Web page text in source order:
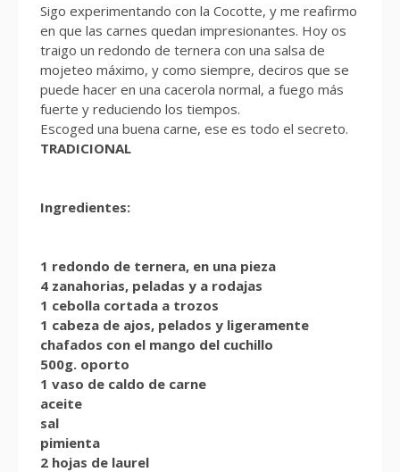
Sigo experimentando con la Cocotte, y me reafirmo
en que las carnes quedan impresionantes. Hoy os
traigo un redondo de ternera con una salsa de
mojeteo máximo, y como siempre, deciros que se
puede hacer en una cacerola normal, a fuego más
fuerte y reduciendo los tiempos.
Escoged una buena carne, ese es todo el secreto.
TRADICIONAL
Ingredientes:
1 redondo de ternera, en una pieza
4 zanahorias, peladas y a rodajas
1 cebolla cortada a trozos
1 cabeza de ajos, pelados y ligeramente
chafados con el mango del cuchillo
500g. oporto
1 vaso de caldo de carne
aceite
sal
pimienta
2 hojas de laurel